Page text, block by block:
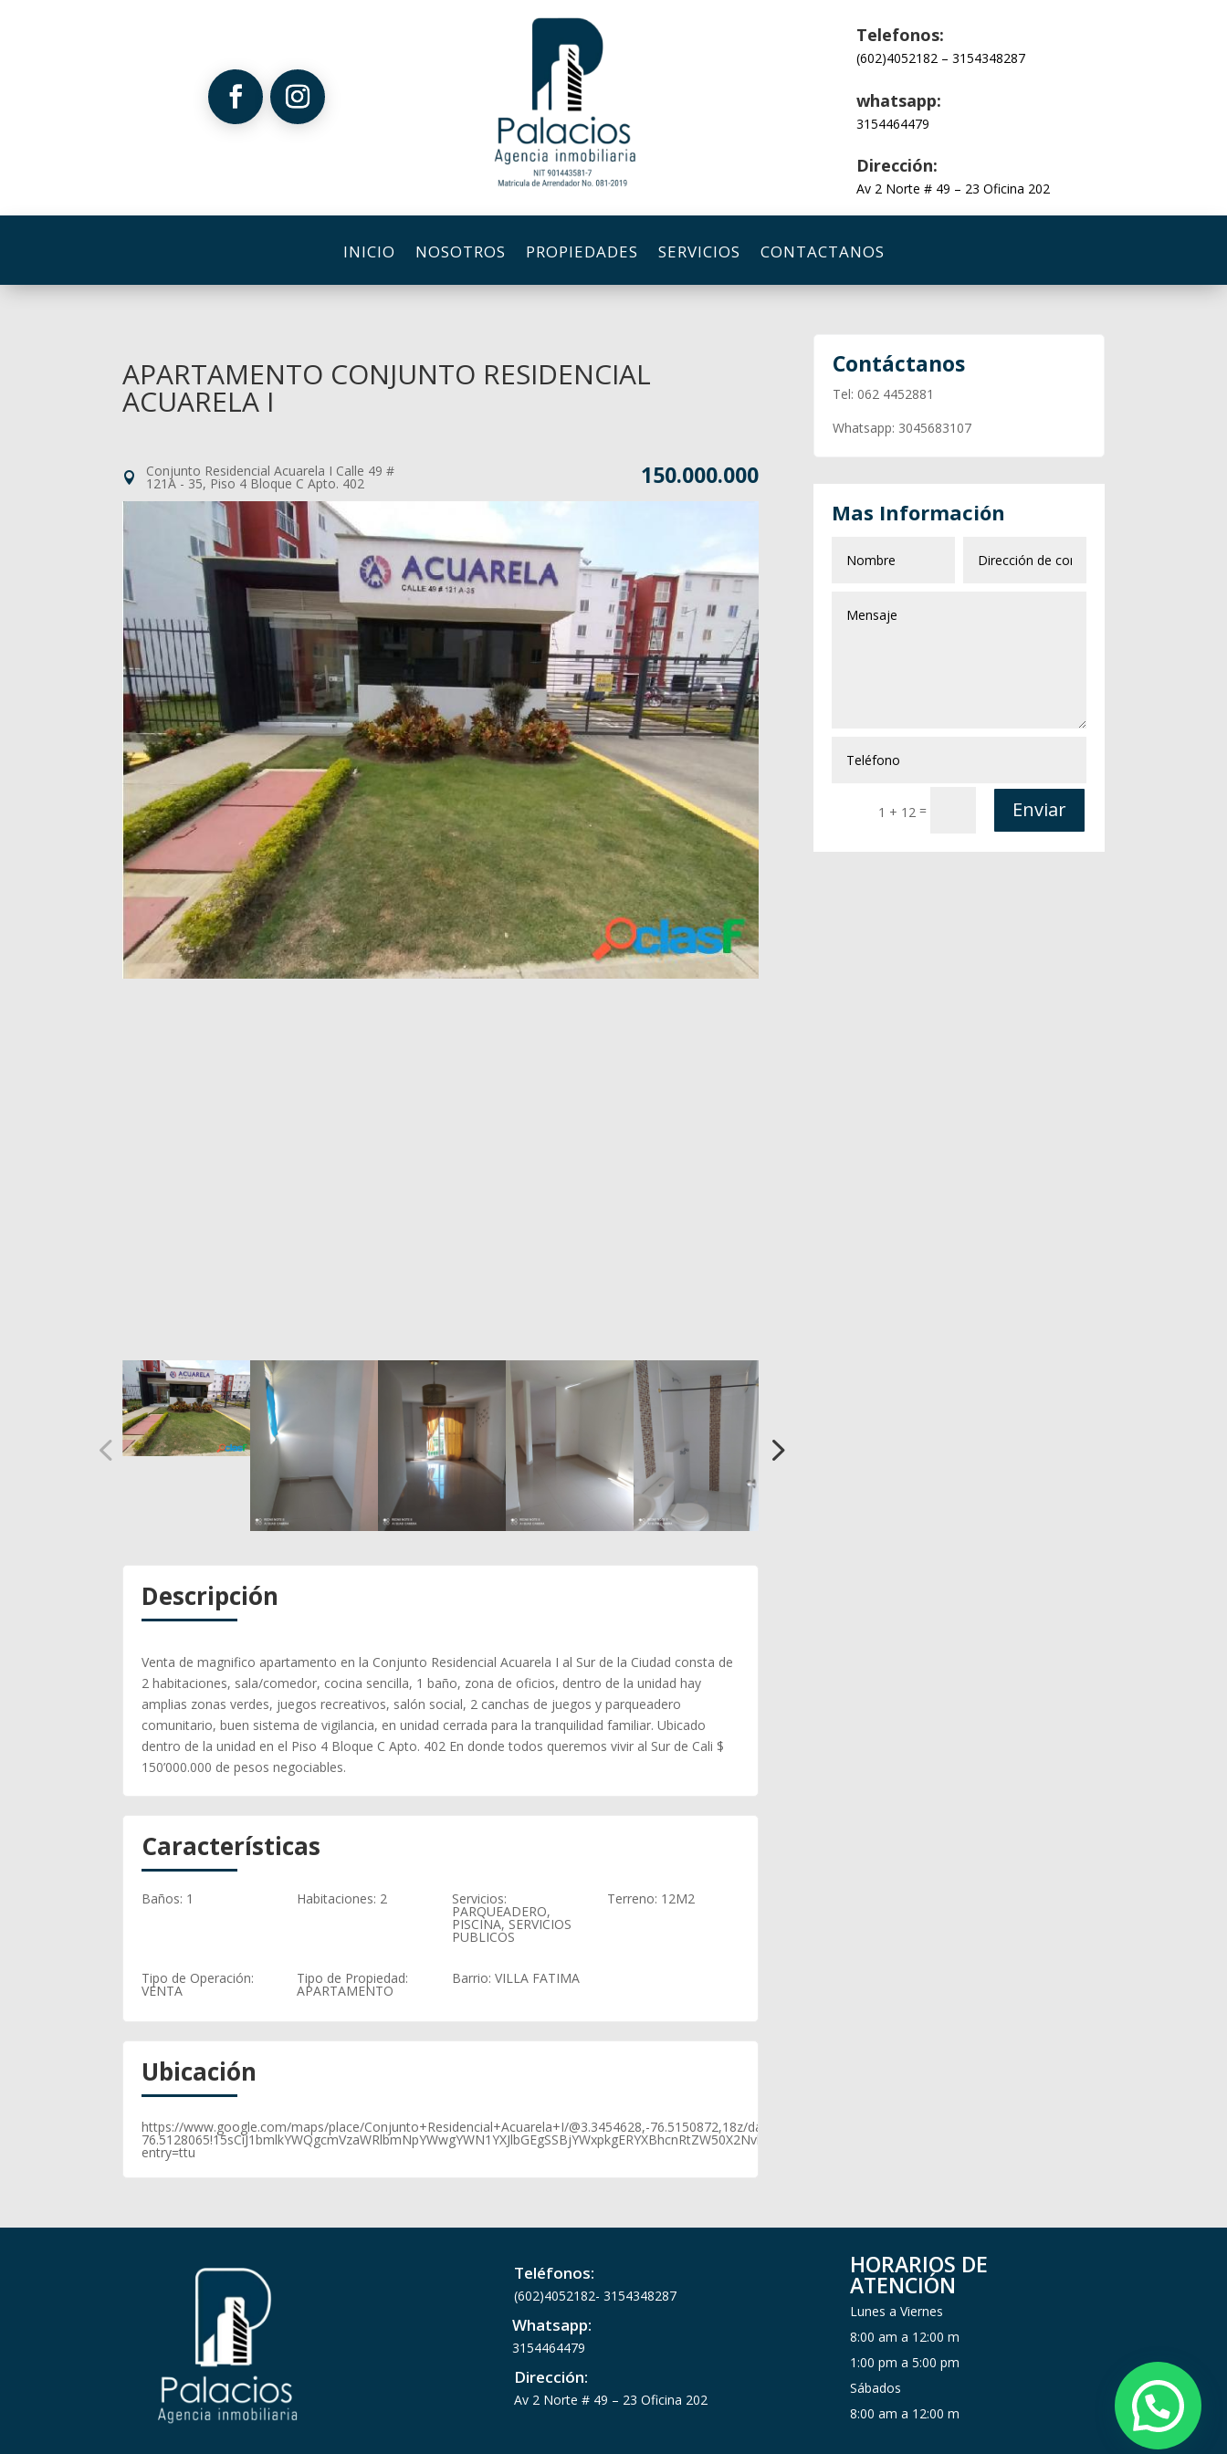
Telefonos:
(602)4052182 –3154348287
whatsapp:
3154464479
Dirección:
Av 2 Norte # 49 – 23 Oficina 202
INICIO NOSOTROS PROPIEDADES SERVICIOS CONTACTANOS
APARTAMENTO CONJUNTO RESIDENCIAL
ACUARELA I
Conjunto Residencial Acuarela I Calle 49 #
121A - 35, Piso 4 Bloque C Apto. 402 150.000.000
Descripción
Venta de magnifico apartamento en la Conjunto Residencial Acuarela I al Sur de la Ciudad consta de
2 habitaciones, sala/comedor, cocina sencilla, 1 baño, zona de oficios, dentro de la unidad hay
amplias zonas verdes, juegos recreativos, salón social, 2 canchas de juegos y parqueadero
comunitario, buen sistema de vigilancia, en unidad cerrada para la tranquilidad familiar. Ubicado
dentro de la unidad en el Piso 4 Bloque C Apto. 402 En donde todos queremos vivir al Sur de Cali $
150’000.000 de pesos negociables.
Características
Baños: 1 Habitaciones: 2 Servicios:
PARQUEADERO,
PISCINA, SERVICIOS
PUBLICOS
Terreno: 12M2
Tipo de Operación:
VENTA
Tipo de Propiedad:
APARTAMENTO
Barrio:VILLA FATIMA
Ubicación
https://www.google.com/maps/place/Conjunto+Residencial+Acuarela+I/@3.3454628,-76.5150872,18z/
76.5128065!15sCiJ1bmlkYWQgcmVzaWRlbmNpYWwgYWN1YXJlbGEgSSBjYWxpkgERYXBhcnRtZW50X2NvbXBsZXjgAQA!16s%2Fg%2F11rwlyz3dq?
entry=ttu
Contáctanos
Tel: 062 4452881
Whatsapp: 3045683107
Mas Información
1 + 12 = Enviar
Teléfonos:
(602)4052182- 3154348287
Whatsapp:
3154464479
Dirección:
Av 2 Norte # 49 – 23 Oficina 202
HORARIOS DE
ATENCIÓN
Lunes a Viernes
8:00 am a 12:00 m
1:00 pm a 5:00 pm
Sábados
8:00 am a 12:00 m